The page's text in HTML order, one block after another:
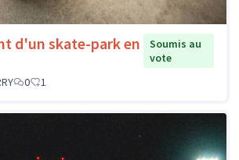
d'un skate-park en
Soumis au
vote
0 1